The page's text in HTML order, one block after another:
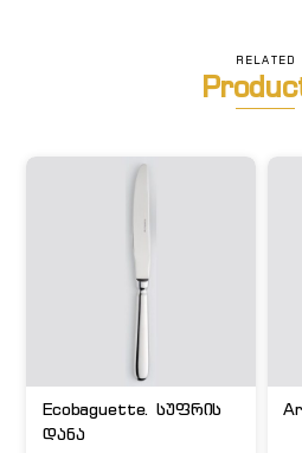
RELATED
Ecobaguette. სუფრის
დანა